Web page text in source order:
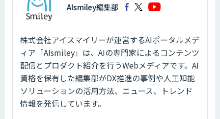
AIsmiley編集部
株式会社アイスマイリーが運営するAIポータルメデ
ィア「AIsmiley」は、AIの専門家によるコンテンツ
配信とプロダクト紹介を行うWebメディアです。AI
資格を保有した編集部がDX推進の事例や人工知能
ソリューションの活用方法、ニュース、トレンド
情報を発信しています。